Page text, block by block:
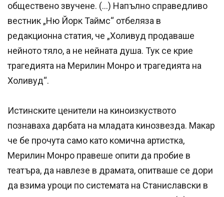
обществено звучене. (…) Напълно справедливо
вестник „Ню Йорк Таймс“ отбеляза в
редакционна статия, че „Холивуд продаваше
нейното тяло, а не нейната душа. Тук се крие
трагедията на Мерилин Монро и трагедията на
Холивуд“.
Истинските ценители на киноизкуството
познаваха дарбата на младата кинозвезда. Макар
че бе прочута само като комична артистка,
Мерилин Монро правеше опити да пробие в
театъра, да навлезе в драмата, опитваше се дори
да взима уроци по системата на Станиславски в